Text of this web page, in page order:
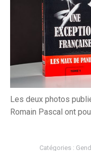
Les deux photos
Romain Pascal ont
Catégories :